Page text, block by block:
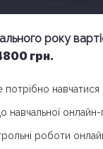
року
грн.
потрібно навчатися
навчальної
роботи
мультиплекс
у сферу
або
та ремонту
від